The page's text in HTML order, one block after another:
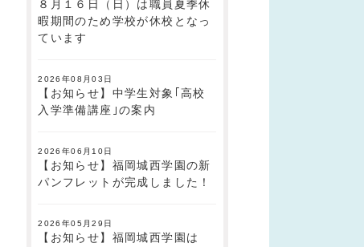
８月１６日（日）は職員夏季休
暇期間のため学校が休校となっ
ています
2026年08月03日
【お知らせ】中学生対象｢高校
入学準備講座｣の案内
2026年06月10日
【お知らせ】福岡城西学園の新
パンフレットが完成しました！
2026年05月29日
【お知らせ】福岡城西学園は